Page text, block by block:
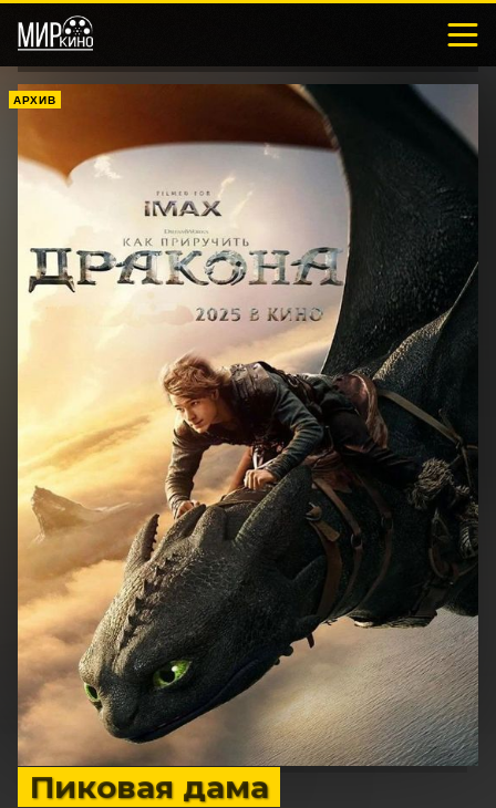
АРХИВ
Пиковая дама